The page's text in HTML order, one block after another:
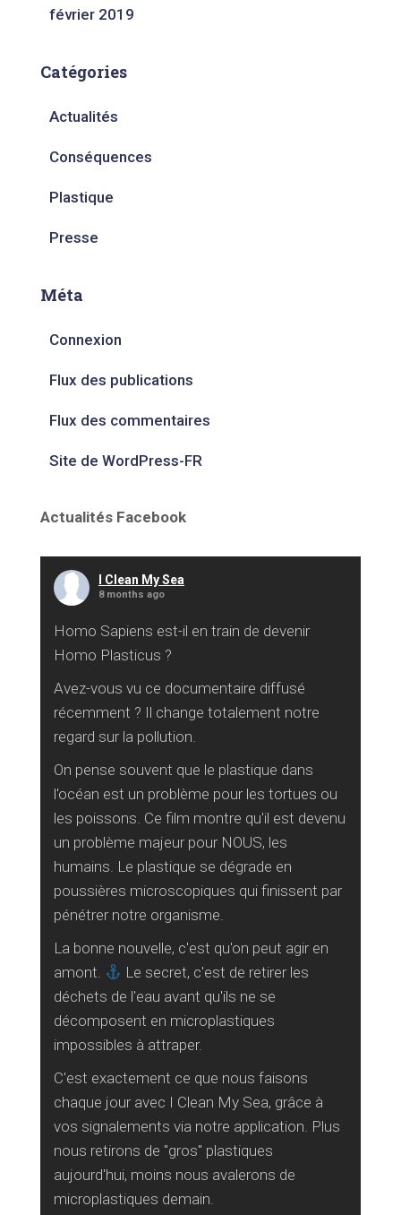
février 2019
Catégories
Actualités
Conséquences
Plastique
Presse
Méta
Connexion
Flux des publications
Flux des commentaires
Site de WordPress-FR
Actualités Facebook
I Clean My Sea
8 months ago
Homo Sapiens est-il en train de devenir
Homo Plasticus ?
Avez-vous vu ce documentaire diffusé
récemment ? Il change totalement notre
regard sur la pollution.
On pense souvent que le plastique dans
l'océan est un problème pour les tortues ou
les poissons. Ce film montre qu'il est devenu
un problème majeur pour NOUS, les
humains. Le plastique se dégrade en
poussières microscopiques qui finissent par
pénétrer notre organisme.
La bonne nouvelle, c'est qu'on peut agir en
amont.
Le secret, c'est de retirer les
déchets de l'eau avant qu'ils ne se
décomposent en microplastiques
impossibles à attraper.
C'est exactement ce que nous faisons
chaque jour avec I Clean My Sea, grâce à
vos signalements via notre application. Plus
nous retirons de "gros" plastiques
aujourd'hui, moins nous avalerons de
microplastiques demain.